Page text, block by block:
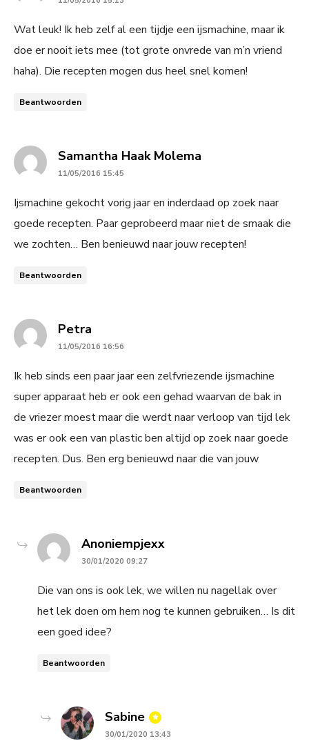
Wat leuk! Ik heb zelf al een tijdje een ijsmachine, maar ik
doe er nooit iets mee (tot grote onvrede van m’n vriend
haha). Die recepten mogen dus heel snel komen!
Beantwoorden
Samantha Haak Molema
11/05/2016 15:45
Ijsmachine gekocht vorig jaar en inderdaad op zoek naar
goede recepten. Paar geprobeerd maar niet de smaak die
we zochten… Ben benieuwd naar jouw recepten!
Beantwoorden
Petra
11/05/2016 16:56
Ik heb sinds een paar jaar een zelfvriezende ijsmachine
super apparaat heb er ook een gehad waarvan de bak in
de vriezer moest maar die werdt naar verloop van tijd lek
was er ook een van plastic ben altijd op zoek naar goede
recepten. Dus. Ben erg benieuwd naar die van jouw
Beantwoorden
Anoniempjexxsays:
30/01/2020 09:27
Die van ons is ook lek, we willen nu nagellak over
het lek doen om hem nog te kunnen gebruiken… Is dit
een goed idee?
Beantwoorden
Sabine says:
30/01/2020 13:43